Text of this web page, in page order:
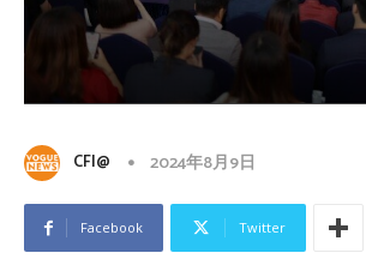
CFI@ 2024年8月9日
Facebook Twitter